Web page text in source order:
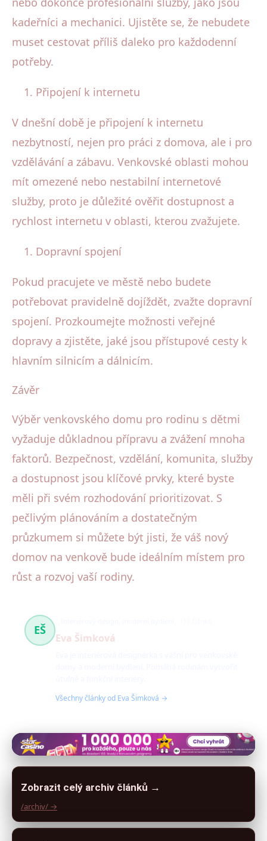
kadeřníci a mechanici. Ujistěte se, že nebudete
muset cestovat příliš daleko pro každodenní
potřeby.
Připojení k internetu
V dnešní době je připojení k internetu
nezbytností, nejen pro práci z domova, ale i pro
vzdělávání a zábavu. Venkovské oblasti mohou
mít omezené nebo nestabilní internetové
služby, proto je důležité ověřit dostupnost a
rychlost internetu v oblasti, kterou zvažujete.
Dopravní spojení
Pokud pracujete ve městě nebo budete
potřebovat pravidelně dojíždět, zvažte dopravní
spojení. Prozkoumejte možnosti veřejné
dopravy a zjistěte, jaké jsou přístupové cesty k
hlavním silnicím a dálnicím.
Závěr
Výběr venkovského domu pro rodinu s dětmi
vyžaduje důkladnou přípravu a zvážení mnoha
faktorů. Bezpečnost, vzdělání, komunita, služby
a dostupnost jsou klíčové prvky, které byste
měli při svém rozhodování prioritizovat. S
pečlivým plánováním a dostatečným
průzkumem si můžete být jisti, že váš nový
domov na venkově bude ideálním místem pro
růst a rozvoj vaší rodiny.
EŠ
Eva Šimková
Všechny články od Eva Šimková →
Zobrazit celý archiv článků →
/archiv/ →